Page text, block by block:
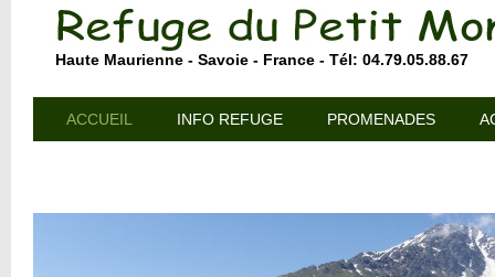
Haute Maurienne - Savoie - France - Tél: 04.79.05.88.67
ACCUEIL INFO REFUGE PROMENADES